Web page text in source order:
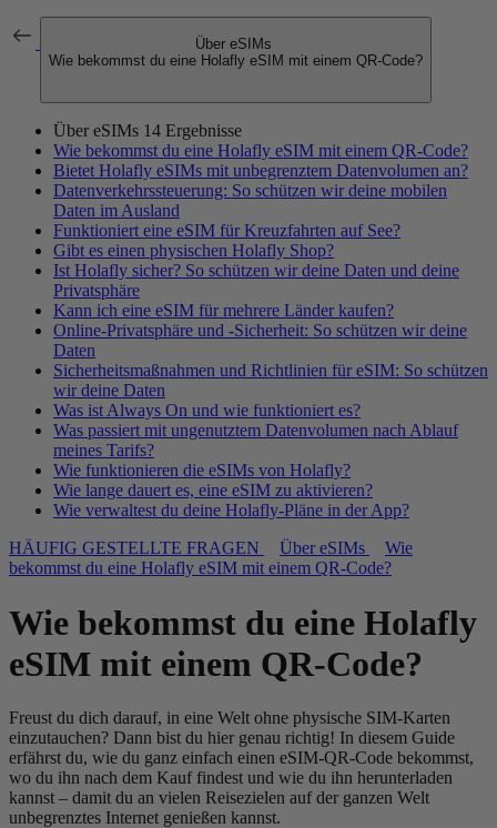
Über eSIMs
Wie bekommst du eine Holafly eSIM mit einem QR-Code?
Über eSIMs 14 Ergebnisse
Wie bekommst du eine Holafly eSIM mit einem QR-Code?
Bietet Holafly eSIMs mit unbegrenztem Datenvolumen an?
Datenverkehrssteuerung: So schützen wir deine mobilen
Daten im Ausland
Funktioniert eine eSIM für Kreuzfahrten auf See?
Gibt es einen physischen Holafly Shop?
Ist Holafly sicher? So schützen wir deine Daten und deine
Privatsphäre
Kann ich eine eSIM für mehrere Länder kaufen?
Online-Privatsphäre und -Sicherheit: So schützen wir deine
Daten
Sicherheitsmaßnahmen und Richtlinien für eSIM: So schützen
wir deine Daten
Was ist Always On und wie funktioniert es?
Was passiert mit ungenutztem Datenvolumen nach Ablauf
meines Tarifs?
Wie funktionieren die eSIMs von Holafly?
Wie lange dauert es, eine eSIM zu aktivieren?
Wie verwaltest du deine Holafly-Pläne in der App?
HÄUFIG GESTELLTE FRAGEN
Über eSIMs
Wie
bekommst du eine Holafly eSIM mit einem QR-Code?
Wie bekommst du eine Holafly
eSIM mit einem QR-Code?
Freust du dich darauf, in eine Welt ohne physische SIM-Karten
einzutauchen? Dann bist du hier genau richtig! In diesem Guide
erfährst du, wie du ganz einfach einen eSIM-QR-Code bekommst,
wo du ihn nach dem Kauf findest und wie du ihn herunterladen
kannst – damit du an vielen Reisezielen auf der ganzen Welt
unbegrenztes Internet genießen kannst.